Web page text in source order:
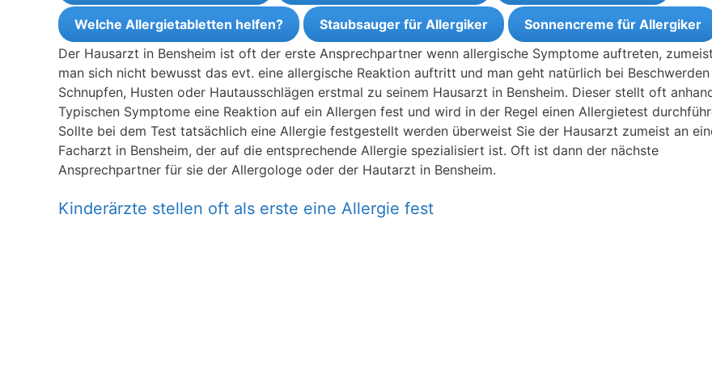
Welche Allergietabletten helfen? Staubsauger für Allergiker
Sonnencreme für Allergiker
Der Hausarzt in Bensheim ist oft der erste Ansprechpartner wenn allergische Symptome auftreten,
man sich nicht bewusst das evt. eine allergische Reaktion auftritt und man geht natürlich bei
Schnupfen, Husten oder Hautausschlägen erstmal zu seinem Hausarzt in Bensheim. Dieser stellt oft
Typischen Symptome eine Reaktion auf ein Allergen fest und wird in der Regel einen Allergietest
Sollte bei dem Test tatsächlich eine Allergie festgestellt werden überweist Sie der Hausarzt zumeist an
Facharzt in Bensheim, der auf die entsprechende Allergie spezialisiert ist. Oft ist dann der nächste
Ansprechpartner für sie der Allergologe oder der Hautarzt in Bensheim.
Kinderärzte stellen oft als erste eine Allergie fest